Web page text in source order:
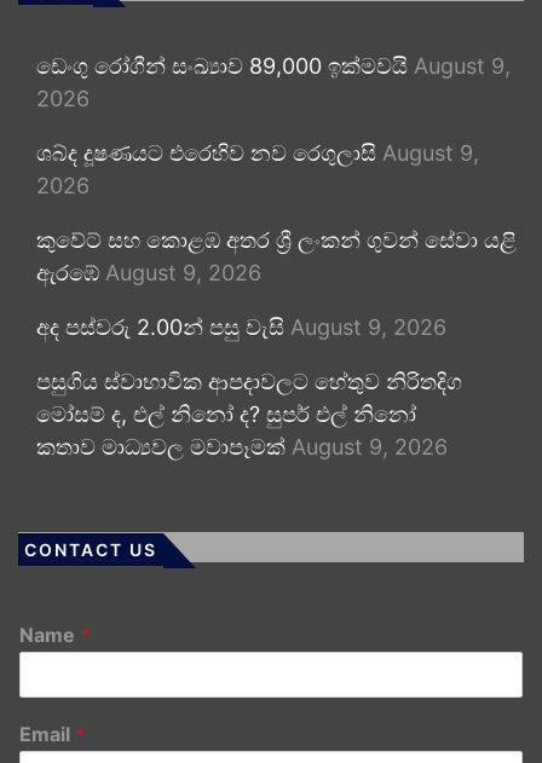
ඩෙංගු රෝගීන් සංඛ්‍යාව 89,000 ඉක්මවයි August 9,
2026
ශබ්ද දූෂණයට එරෙහිව නව රෙගුලාසි August 9,
2026
කුවේට් සහ කොළඹ අතර ශ්‍රී ලංකන් ගුවන් සේවා යළි
ඇරඹේ August 9, 2026
අද පස්වරු 2.00න් පසු වැසි August 9, 2026
පසුගිය ස්වාභාවික ආපදාවලට හේතුව නිරිතදිග
මෝසම් ද, එල් නිනෝ ද? සුපර් එල් නිනෝ
කතාව මාධ්‍යවල මවාපෑමක් August 9, 2026
CONTACT US
Name *
Email *